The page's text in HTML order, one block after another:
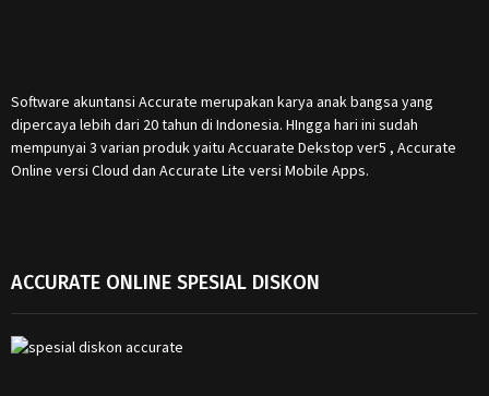
Software akuntansi Accurate merupakan karya anak bangsa yang
dipercaya lebih dari 20 tahun di Indonesia. HIngga hari ini sudah
mempunyai 3 varian produk yaitu Accuarate Dekstop ver5 , Accurate
Online versi Cloud dan Accurate Lite versi Mobile Apps.
ACCURATE ONLINE SPESIAL DISKON